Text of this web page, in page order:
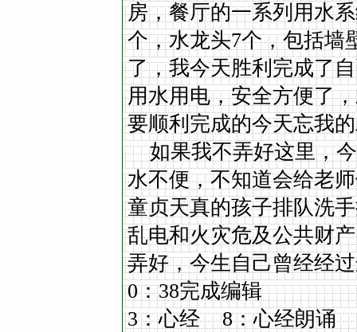
房，餐厅的一系列用水
个，水龙头7个，包括墙
了，我今天胜利完成了
用水用电，安全方便了
要顺利完成的今天忘我
如果我不弄好这里，今
水不便，不知道会给老
童贞天真的孩子排队洗
乱电和火灾危及公共财
弄好，今生自己曾经经
0：38完成编辑
3：心经 8：心经朗诵